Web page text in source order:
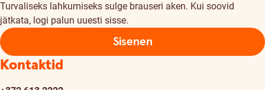
Turvaliseks lahkumiseks sulge brauseri aken. Kui soovid
jätkata, logi palun uuesti sisse.
Sisenen
Kontaktid